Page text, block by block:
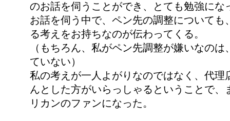
のお話を伺うことができ、とても勉強にな
お話を伺う中で、ペン先の調整についても
る考えをお持ちなのが伝わってくる。
（もちろん、私がペン先調整が嫌いなのは
ていない）
私の考えが一人よがりなのではなく、代理
んとした方がいらっしゃるということで、
リカンのファンになった。